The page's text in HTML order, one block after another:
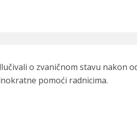
o zvaničnom stavu nakon
pomoći radnicima.